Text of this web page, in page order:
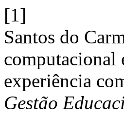
[1]
Santos do
computacional
experiência
Gestão